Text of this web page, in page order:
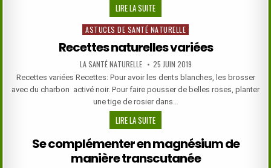
LIRE LA SUITESOIGNER
SA
CHEVELURE
Posted
ASTUCES DE SANTÉ NATURELLE
Recettes naturelles variées
AUTHOR:
LA SANTÉ NATURELLE PUBLISHED
DATE:
25 JUIN 2019
Recettes variées Recettes: Pour avoir les dents blanches, les brosser
avec du charbon activé noir. Pour faire pousser de belles roses, planter
une tige de rosier dans…
LIRE LA SUITERECETTES
NATURELLES
VARIÉES
Se complémenter en magnésium de
manière transcutanée